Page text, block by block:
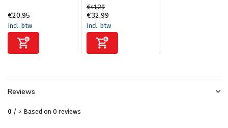
€20,95
Incl. btw
€41,29
€32,99
Incl. btw
Reviews
0 / 5 Based on 0 reviews